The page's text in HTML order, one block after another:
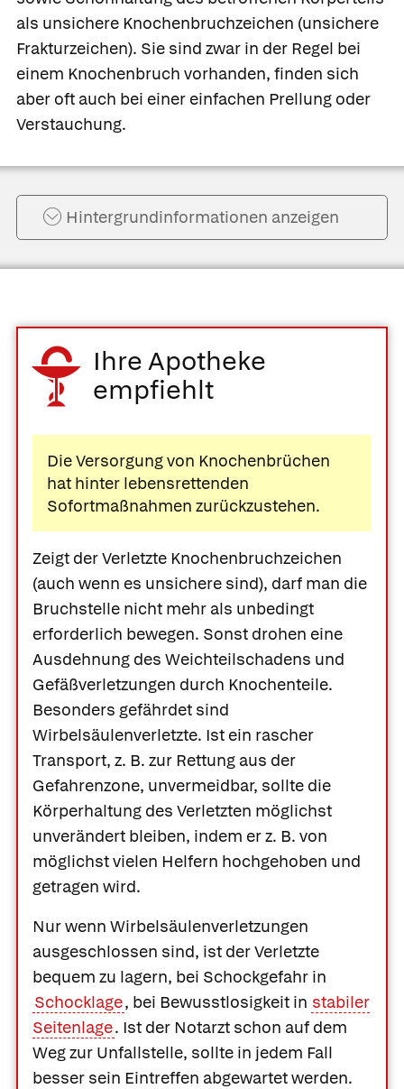
als unsichere Knochenbruchzeichen (unsichere
Frakturzeichen). Sie sind zwar in der Regel bei
einem Knochenbruch vorhanden, finden sich
aber oft auch bei einer einfachen Prellung oder
Verstauchung.
Hintergrund­informationen anzeigen
Ihre Apotheke
empfiehlt
Die Versorgung von Knochenbrüchen
hat hinter lebensrettenden
Sofortmaßnahmen zurückzustehen.
Zeigt der Verletzte Knochenbruchzeichen
(auch wenn es unsichere sind), darf man die
Bruchstelle nicht mehr als unbedingt
erforderlich bewegen. Sonst drohen eine
Ausdehnung des Weichteilschadens und
Gefäßverletzungen durch Knochenteile.
Besonders gefährdet sind
Wirbelsäulenverletzte. Ist ein rascher
Transport, z. B. zur Rettung aus der
Gefahrenzone, unvermeidbar, sollte die
Körperhaltung des Verletzten möglichst
unverändert bleiben, indem er z. B. von
möglichst vielen Helfern hochgehoben und
getragen wird.
Nur wenn Wirbelsäulenverletzungen
ausgeschlossen sind, ist der Verletzte
bequem zu lagern, bei Schockgefahr in
Schocklage, bei Bewusstlosigkeit in stabiler
Seitenlage. Ist der Notarzt schon auf dem
Weg zur Unfallstelle, sollte in jedem Fall
besser sein Eintreffen abgewartet werden.